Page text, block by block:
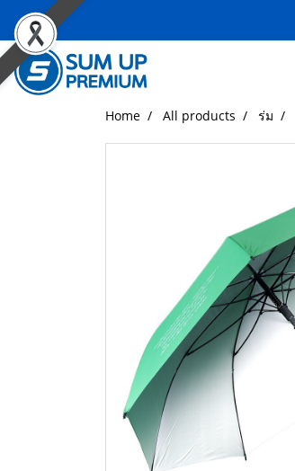
Home All products ร่ม